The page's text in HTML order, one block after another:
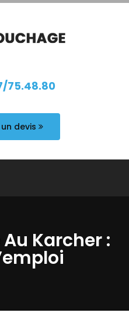
75.48.80
devis
Karcher :